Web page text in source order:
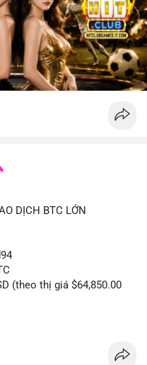
DỊCH BTC LỚN
(theo thị giá $64,850.00
nhất cho thấy dấu hiệu